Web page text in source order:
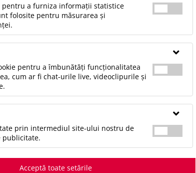
dorit, încearcă următoarele:
corect termenii.
la 021.336.03.32 sau prin email la
bautura
pentru a furniza informații statistice
folosite pentru măsurarea și
pentru a îmbunătăți funcționalitatea
cum ar fi chat-urile live, videoclipurile și
prin intermediul site-ului nostru de
publicitate.
Acceptă toate setările